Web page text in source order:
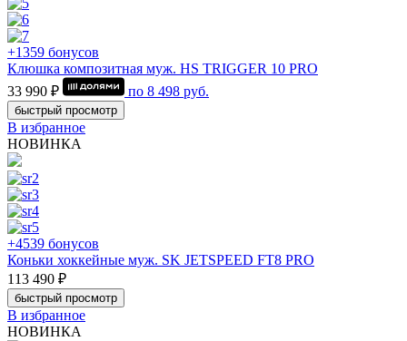
+1359 бонусов
Клюшка композитная муж. HS TRIGGER 10 PRO
33 990 ₽
по 8 498 руб.
быстрый просмотр
В избранное
НОВИНКА
+4539 бонусов
Коньки хоккейные муж. SK JETSPEED FT8 PRO
113 490 ₽
быстрый просмотр
В избранное
НОВИНКА